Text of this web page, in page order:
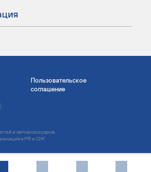
Пользовательское
соглашение
и автоаксессуаров.
в РФ и СНГ.